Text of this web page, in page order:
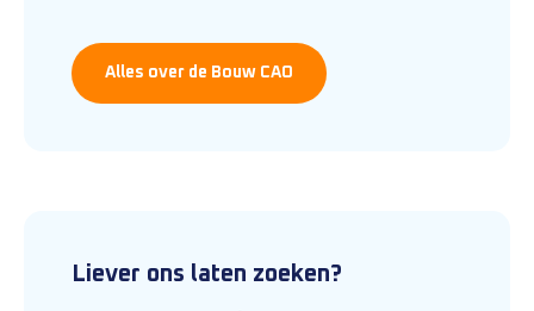
Alles over de Bouw CAO
Liever ons laten zoeken?